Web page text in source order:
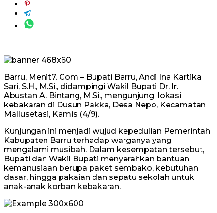
Barru, Menit7. Com – Bupati Barru, Andi Ina Kartika
Sari, S.H., M.Si., didampingi Wakil Bupati Dr. Ir.
Abustan A. Bintang, M.Si., mengunjungi lokasi
kebakaran di Dusun Pakka, Desa Nepo, Kecamatan
Mallusetasi, Kamis (4/9).
Kunjungan ini menjadi wujud kepedulian Pemerintah
Kabupaten Barru terhadap warganya yang
mengalami musibah. Dalam kesempatan tersebut,
Bupati dan Wakil Bupati menyerahkan bantuan
kemanusiaan berupa paket sembako, kebutuhan
dasar, hingga pakaian dan sepatu sekolah untuk
anak-anak korban kebakaran.